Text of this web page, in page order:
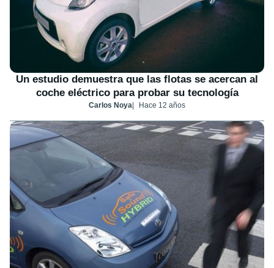
Un estudio demuestra que las flotas se acercan al
coche eléctrico para probar su tecnología
Carlos Noya Hace 12 años